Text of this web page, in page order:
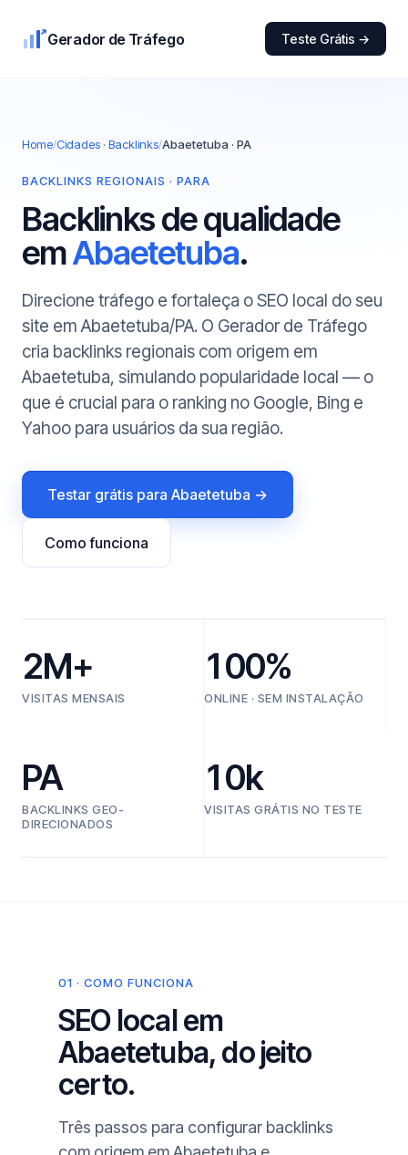
Gerador de Tráfego Teste Grátis →
Home/Cidades · Backlinks/Abaetetuba · PA
BACKLINKS REGIONAIS · PARA
Backlinks de qualidade
emAbaetetuba.
Direcione tráfego e fortaleça o SEO local do seu
site em Abaetetuba/PA. O Gerador de Tráfego
cria backlinks regionais com origem em
Abaetetuba, simulando popularidade local — o
que é crucial para o ranking no Google, Bing e
Yahoo para usuários da sua região.
Testar grátis para Abaetetuba →
Como funciona
2M+
VISITAS MENSAIS
100%
ONLINE · SEM INSTALAÇÃO
PA
BACKLINKS GEO-
DIRECIONADOS
10k
VISITAS GRÁTIS NO TESTE
01 · COMO FUNCIONA
SEO local em
Abaetetuba, do jeito
certo.
Três passos para configurar backlinks